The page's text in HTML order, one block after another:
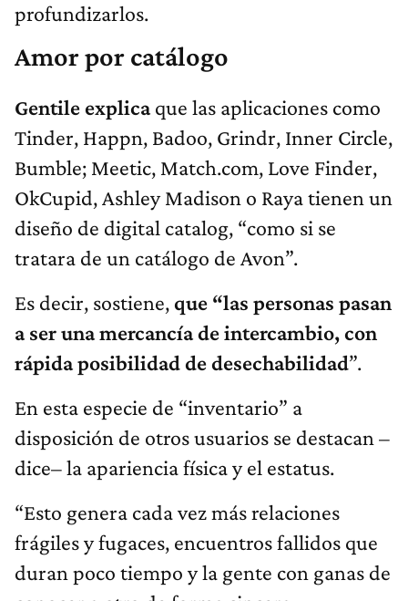
profundizarlos.
Amor por catálogo
Gentile explicaque las aplicaciones como
Tinder, Happn, Badoo, Grindr, Inner Circle,
Bumble; Meetic, Match.com, Love Finder,
OkCupid, Ashley Madison o Raya tienen un
diseño de digital catalog, “como si se
tratara de un catálogo de Avon”.
Es decir, sostiene, que “las personas pasan
a ser una mercancía de intercambio, con
rápida posibilidad de desechabilidad”.
En esta especie de “inventario” a
disposición de otros usuarios se destacan –
dice– la apariencia física y el estatus.
“Esto genera cada vez más relaciones
frágiles y fugaces, encuentros fallidos que
duran poco tiempo y la gente con ganas de